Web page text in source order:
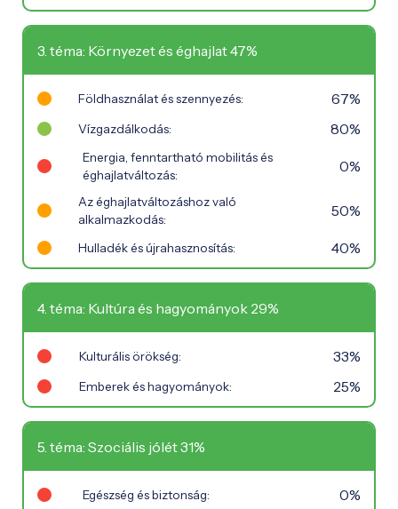
3. téma: Környezet és éghajlat 47%
Földhasználat és szennyezés: 67%
Vízgazdálkodás: 80%
Energia, fenntartható mobilitás és
éghajlatváltozás:
0%
Az éghajlatváltozáshoz való
alkalmazkodás:
50%
Hulladék és újrahasznosítás: 40%
4. téma: Kultúra és hagyományok 29%
Kulturális örökség: 33%
Emberek és hagyományok: 25%
5. téma: Szociális jólét 31%
Egészség és biztonság: 0%